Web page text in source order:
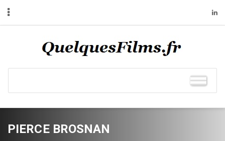
PIERCE BROSNAN